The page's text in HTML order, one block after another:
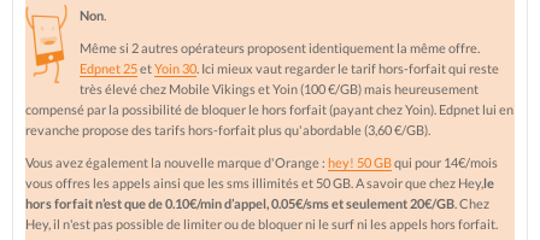
Non.
Même si 2 autres opérateurs proposent identiquement la même offre.
Edpnet 25etYoin 30. Ici mieux vaut regarder le tarif hors-forfait qui reste
très élevé chez Mobile Vikings et Yoin (100 €/GB) mais heureusement
compensé par la possibilité de bloquer le hors forfait (payant chez Yoin). Edpnet lui en
revanche propose des tarifs hors-forfait plus qu'abordable (3,60 €/GB).
Vous avez également la nouvelle marque d'Orange : hey! 50 GBqui pour 14€/mois
vous offres les appels ainsi que les sms illimités et 50 GB. A savoir que chez Hey,le
hors forfait n’est que de 0.10€/min d’appel, 0.05€/sms et seulement 20€/GB. Chez
Hey, il n'est pas possible de limiter ou de bloquer ni le surf ni les appels hors forfait.